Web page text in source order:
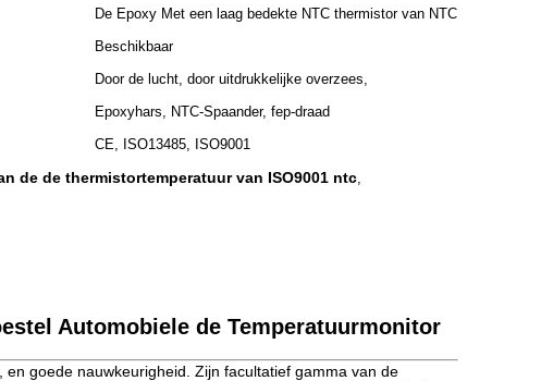
De Epoxy Met een laag bedekte NTC thermistor van NTC
Beschikbaar
Door de lucht, door uitdrukkelijke overzees,
Epoxyhars, NTC-Spaander, fep-draad
CE, ISO13485, ISO9001
de de thermistortemperatuur van ISO9001 ntc,
Automobiele de Temperatuurmonitor
goede nauwkeurigheid. Zijn facultatief gamma van de